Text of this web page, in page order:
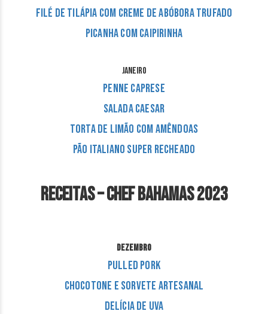
Filé de Tilápia com Creme de Abóbora Trufado
Picanha com caipirinha
JANEIRO
Penne Caprese
Salada Caesar
Torta de limão com amêndoas
Pão italiano super recheado
Receitas – Chef Bahamas 2023
DEZEMBRO
Pulled Pork
Chocotone e Sorvete Artesanal
Delícia de Uva